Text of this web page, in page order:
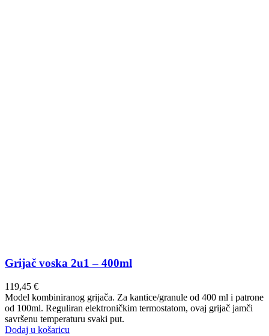
Grijač voska 2u1 – 400ml
119,45 €
Model kombiniranog grijača. Za kantice/granule od 400 ml i patrone
od 100ml. Reguliran elektroničkim termostatom, ovaj grijač jamči
savršenu temperaturu svaki put.
Dodaj u košaricu